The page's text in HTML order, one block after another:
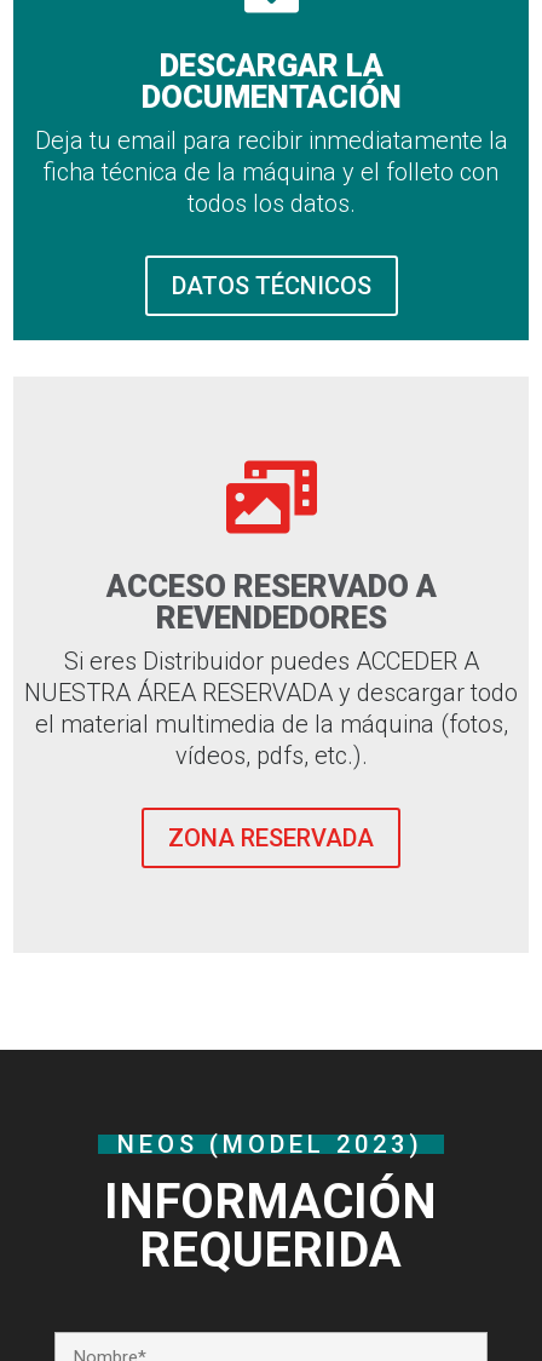
DESCARGAR LA
DOCUMENTACIÓN
Deja tu email para recibir inmediatamente la
ficha técnica de la máquina y el folleto con
todos los datos.
DATOS TÉCNICOS

ACCESO RESERVADO A
REVENDEDORES
Si eres Distribuidor puedes ACCEDER A
NUESTRA ÁREA RESERVADA y descargar todo
el material multimedia de la máquina (fotos,
vídeos, pdfs, etc.).
ZONA RESERVADA
NEOS (MODEL 2023)
INFORMACIÓN
REQUERIDA